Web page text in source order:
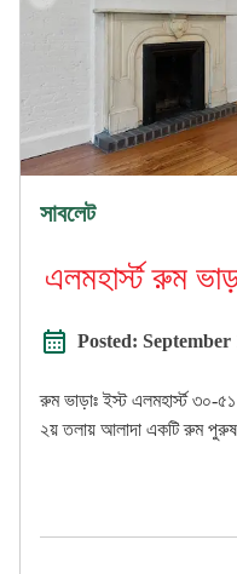
সাবলেট
এলমহার্স্ট রুম
Posted: September
রুম ভাড়াঃ ইস্ট এলমহার্স্ট ৩০-
২য় তলায় আলাদা একটি রুম